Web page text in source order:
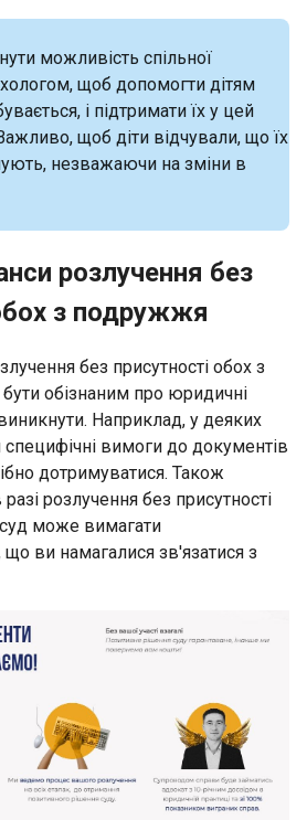
можливість спільної
щоб допомогти дітям
і підтримати їх у цей
щоб діти відчували, що їх
незважаючи на зміни в
розлучення без
з подружжя
без присутності обох з
обізнаним про юридичні
Наприклад, у деяких
вимоги до документів
дотримуватися. Також
розлучення без присутності
може вимагати
ви намагалися зв'язатися з